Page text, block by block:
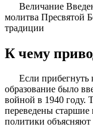
Величание
молитва Пресвятой
традиции
К чему
Если прибегнуть
образование было
войной в 1940 году.
переведены
политики